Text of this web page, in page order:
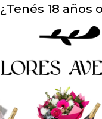
¿Tenés 18 años